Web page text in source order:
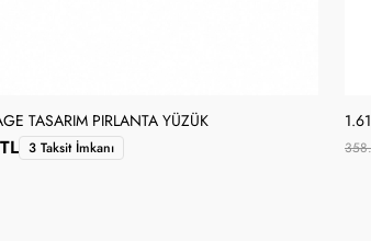
TASARIM PIRLANTA YÜZÜK
3 Taksit İmkanı